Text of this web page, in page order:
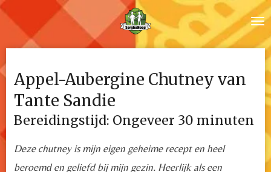
Ga
direct
naar
hoofdinhoud
Appel-Aubergine Chutney van
Tante Sandie
Bereidingstijd: Ongeveer 30 minuten
Deze chutney is mijn eigen geheime recept en heel
beroemd en geliefd bij mijn gezin. Heerlijk als een